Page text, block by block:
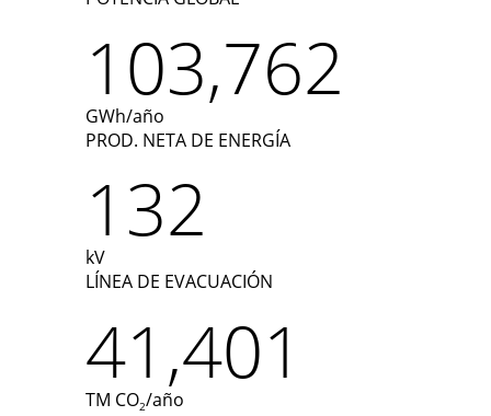
103,762
GWh/año
PROD. NETA DE ENERGÍA
132
kV
LÍNEA DE EVACUACIÓN
41,401
TM CO2/año